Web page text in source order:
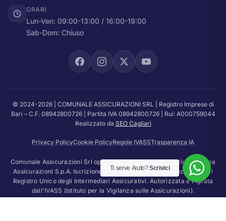
ORARI
Lun-Ven: 09:00-13:00 / 16:00-19:00
Sab-Dom: Chiuso
© 2024-2026 | COMUNALE ASSICURAZIONI SRL | Registro Imprese di
Bari – C.F. 08942800726 | Partita IVA 08942800726 | Rui: A000759044
Realizzato da SEO Cagliari
Privacy PolicyCookie PolicyRegole IVASSTrasparenza IA
Comunale Assicurazioni Srl opera come agente assicurativo di Prima
Assicurazioni S.p.A. Iscrizione RUI n. A000759044 — Sezione A del
Registro Unico degli Intermediari Assicurativi. Autorizzata e vigilata
dall'IVASS (Istituto per la Vigilanza sulle Assicurazioni).
Ti serve Aiuto?Scrivici